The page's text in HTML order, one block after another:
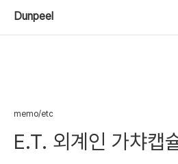
Dunpeel
memo/etc
E.T. 외계인 가챠캡